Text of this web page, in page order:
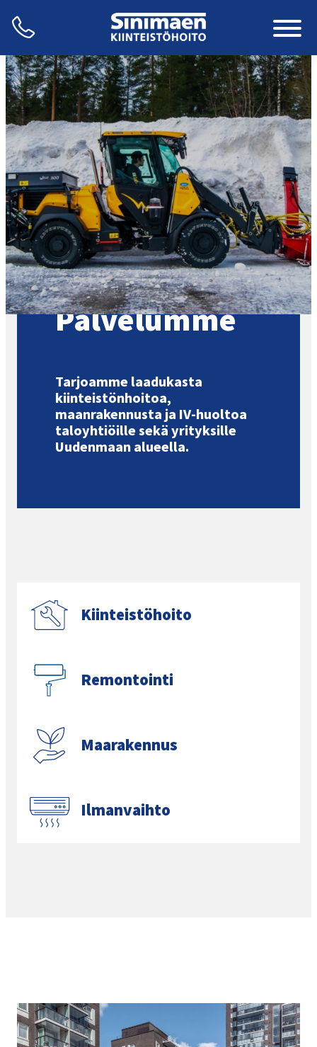
Siirry
sisältöön
Palvelumme
Tarjoamme laadukasta
kiinteistönhoitoa,
maanrakennusta ja IV-huoltoa
taloyhtiöille sekä yrityksille
Uudenmaan alueella.
Kiinteistöhoito
Remontointi
Maarakennus
Ilmanvaihto